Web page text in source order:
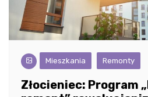
Mieszkania Remonty
Złocieniec: Program